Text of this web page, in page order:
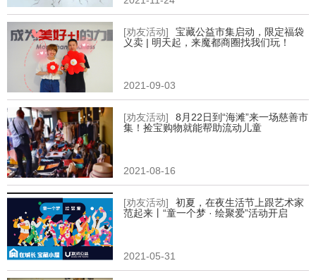
[劝友活动]
宝藏公益市集启动，限定福袋
义卖 | 明天起，来魔都商圈找我们玩！
2021-09-03
[劝友活动]
8月22日到“海滩”来一场慈善市
集！捡宝购物就能帮助流动儿童
2021-08-16
[劝友活动]
初夏，在夜生活节上跟艺术家
范起来丨“童一个梦 · 绘聚爱”活动开启
2021-05-31